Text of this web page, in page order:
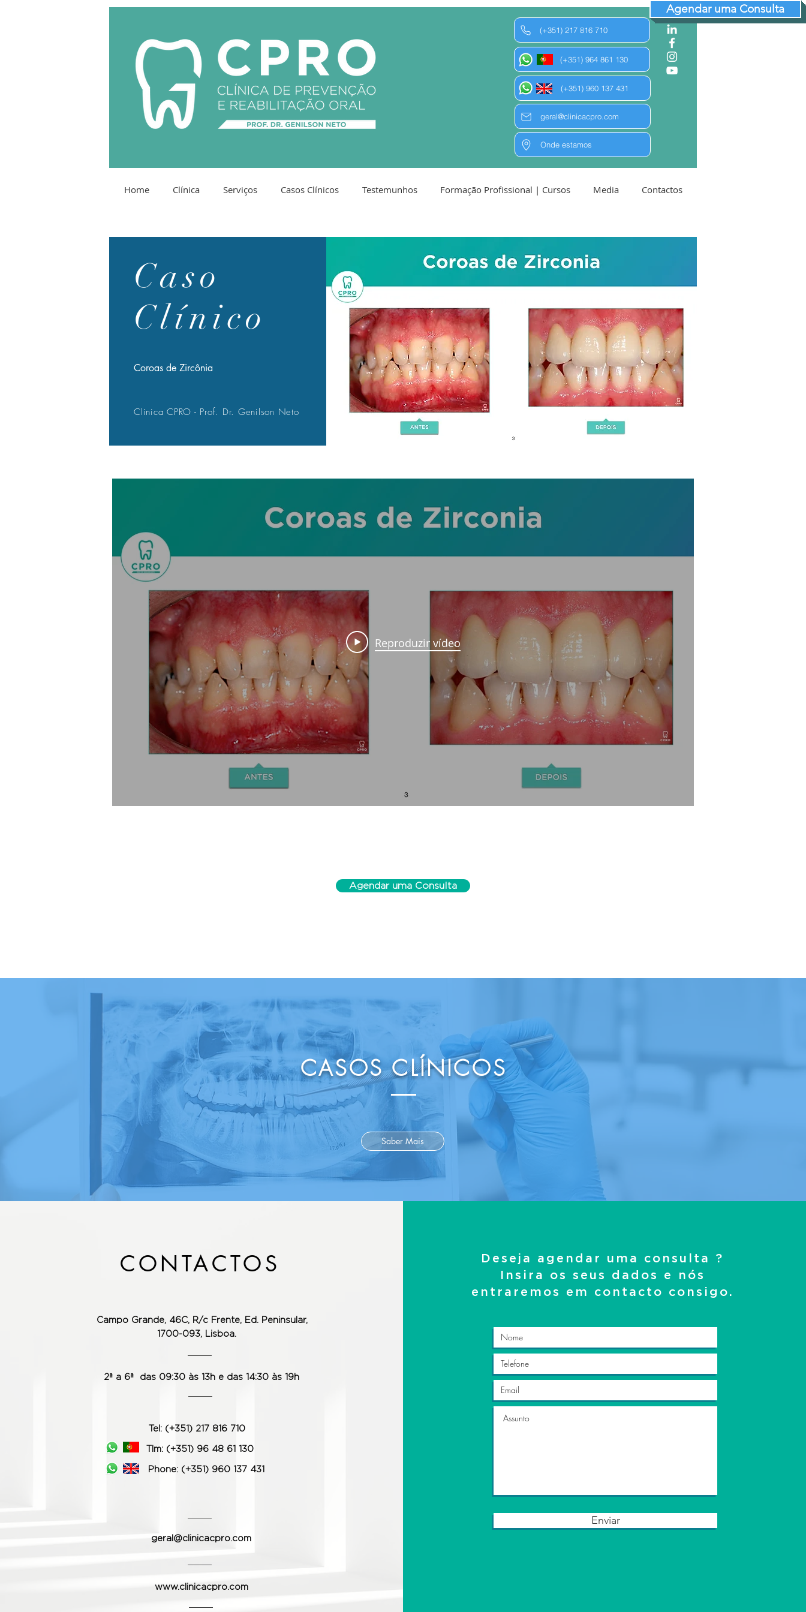
Agendar uma Consulta
(+351) 217 816 710
(+351) 964 861 130
(+351) 960 137 431
geral@clinicacpro.com
Onde estamos
Home Clínica Serviços Casos Clínicos Testemunhos Formação Profissional | Cursos Media Contactos
Caso
Clínico
Coroas de Zircônia
Clínica CPRO - Prof. Dr. Genilson Neto
Reproduzir vídeo
Agendar uma Consulta
CASOS CLÍNICOS
Saber Mais
CONTACTOS
Campo Grande, 46C, R/c Frente, Ed. Peninsular,
1700-093, Lisboa.
2ª a 6ª das 09:30 às 13h e das 14:30 às 19h
Tel: (+351) 217 816 710
Tlm: (+351) 96 48 61 130
Phone: (+351) 960 137 431
geral@clinicacpro.com
www.clinicacpro.com
Deseja agendar uma consulta ?
Insira os seus dados e nós
entraremos em contacto consigo.
Enviar